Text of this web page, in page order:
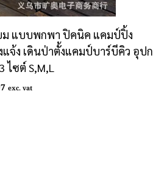
ม แบบพกพา ปิคนิค แคมป์ปิ้ง
แจ้ง เดินป่าตั้งแคมป์บาร์บีคิว อุปก
ซต์ S,M,L
Price
exc. vat